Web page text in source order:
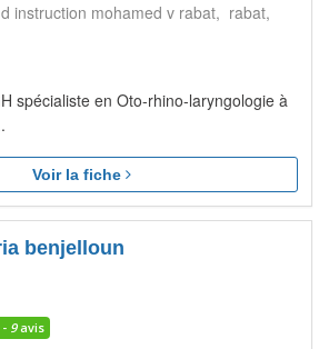
instruction mohamed v rabat, rabat
spécialiste en Oto-rhino-laryngologie à
Voir la fiche
benjelloun
9avis